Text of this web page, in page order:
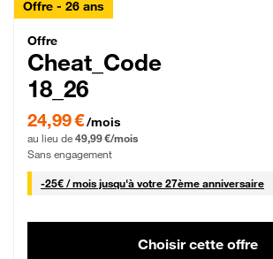
Offre - 26 ans
Cheat_Code Fibre_18_26
Offre
Cheat_Code
18_26
24,99 € par mois pendant 0 mois puis 49,99 € par
24,99 €/mois
au lieu de 49,99 €/mois
Sans engagement
-25€ / mois25 € par mois
jusqu'à votre 27ème anniversaire
Choisir cette offre